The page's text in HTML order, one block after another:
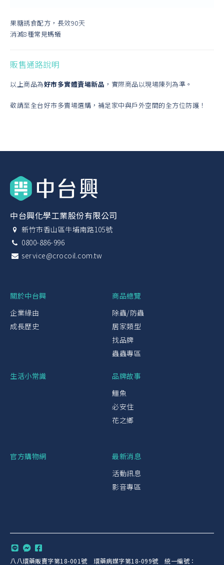
果糖誘食配方，長效90天
消滅8種常見螞蟻
販售通路說明
以上商品為好市多實體賣場新品 ，實際商品以現場陳列為準。
敬請至全台好市多賣場選購，補足家中與戶外空間的全方位防護！
中台興化學工業股份有限公司
新竹市香山區牛埔南路105號
0800-886-996
service@crocoil.com.tw
關於中台興
企業緣由
成長歷史
商品總覽
除蟲/防蟲
居家類型
找品牌
蟲蟲專區
生活小常識
品牌故事
鱷魚
必安住
花之鄉
官方購物網
最新消息
活動訊息
影音專區
八八環藥販賣字第18-001號 環藥病媒字第18-099號 統一編號：